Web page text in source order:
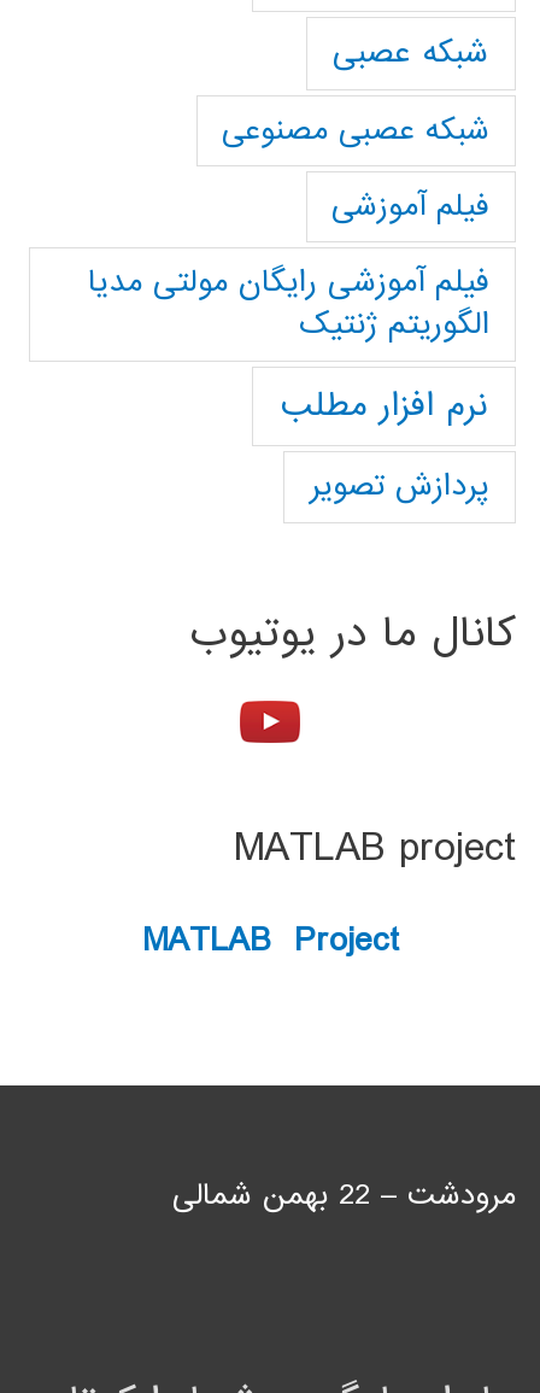
شبکه عصبی
شبکه عصبی مصنوعی
فیلم آموزشی
فیلم آموزشی رایگان مولتی مدیا
الگوریتم ژنتیک
نرم افزار مطلب
پردازش تصویر
کانال ما در یوتیوب
MATLAB project
MATLAB Project
مرودشت – 22 بهمن شمالی